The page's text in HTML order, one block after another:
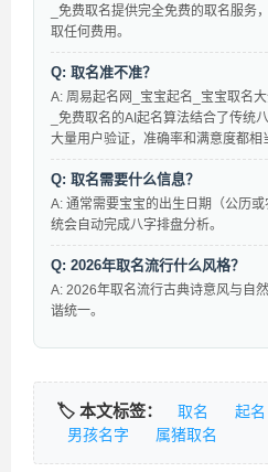
_免费取名提供完全免费的取名服务
取任何费用。
Q: 取名准不准？
A: 周易起名网_宝宝起名_宝宝取名
_免费取名的AI起名算法结合了传统
大量用户验证，准确率和满意度都相
Q: 取名需要什么信息？
A: 通常需要宝宝的出生日期（公历
统会自动完成八字排盘分析。
Q: 2026年取名流行什么风格？
A: 2026年取名流行古典诗意风与自
谐统一。
🏷️ 本文标签： 取名 起名
男孩名字
属猪取名